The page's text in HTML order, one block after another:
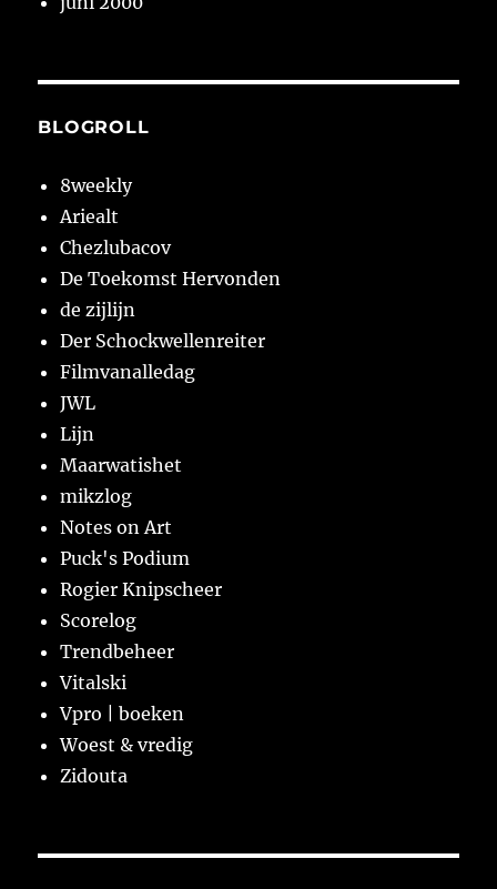
BLOGROLL
8weekly
Ariealt
Chezlubacov
De Toekomst Hervonden
de zijlijn
Der Schockwellenreiter
Filmvanalledag
JWL
Lijn
Maarwatishet
mikzlog
Notes on Art
Puck's Podium
Rogier Knipscheer
Scorelog
Trendbeheer
Vitalski
Vpro | boeken
Woest & vredig
Zidouta